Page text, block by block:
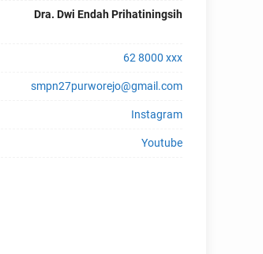
Dra. Dwi Endah Prihatiningsih
62 8000 xxx
smpn27purworejo@gmail.com
Instagram
Youtube